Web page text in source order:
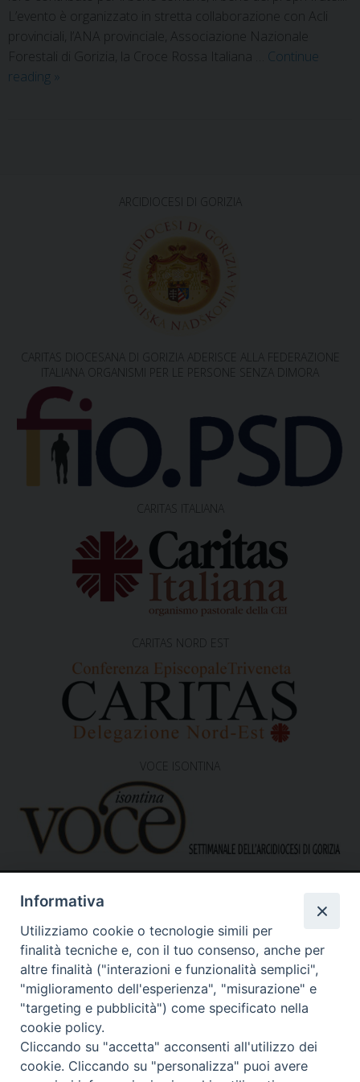
L’evento è organizzato in stretta collaborazione con Acli
provinciali, l’ANA provinciale, Associazione Nazionale
Forestali di Gorizia, la Croce Rossa Italiana … Continue
reading »
ARCIDIOCESI DI GORIZIA
CARITAS DIOCESANA DI GORIZIA ADERISCE ALLA FEDERAZIONE
ITALIANA ORGANISMI PER LE PERSONE SENZA DIMORA
CARITAS ITALIANA
CARITAS NORD EST
VOCE ISONTINA
Caritas Diocesana di Gorizia
Sede operativa – uffici
via G. B. Garzarolli, 131 – 34170 Gorizia
Tel. 0481525188
Mail: direzione@caritasgorizia.it-caritasgorizia@pec.it
Informativa
Utilizziamo cookie o tecnologie simili per
finalità tecniche e, con il tuo consenso, anche per
altre finalità ("interazioni e funzionalità semplici",
"miglioramento dell'esperienza", "misurazione" e
"targeting e pubblicità") come specificato nella
cookie policy.
Cliccando su "accetta" acconsenti all'utilizzo dei
cookie. Cliccando su "personalizza" puoi avere